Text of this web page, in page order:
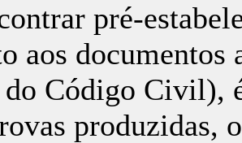
pré-
aos
do Código Civil),